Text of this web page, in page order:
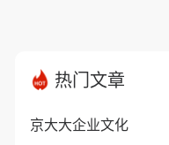
热门文章
京大大企业文化